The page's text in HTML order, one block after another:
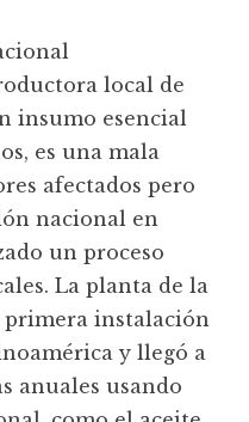
local de
insumo esencial
es una mala
afectados pero
nacional en
un proceso
La planta de la
instalación
y llegó a
anuales usando